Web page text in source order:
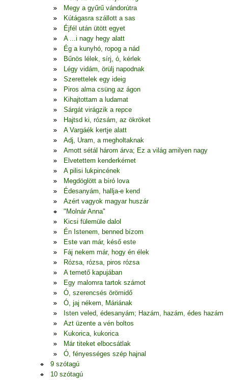
Megy a gyűrű vándorútra
Kútágasra szállott a sas
Éjfél után ütött egyet
A ...i nagy hegy alatt
Ég a kunyhó, ropog a nád
Bűnös lélek, sírj, ó, kérlek
Légy vidám, örülj napodnak
Szerettelek egy ideig
Piros alma csüng az ágon
Kihajtottam a ludamat
Sárgát virágzik a repce
Hajtsd ki, rózsám, az ökröket
A Vargáék kertje alatt
Adj, Uram, a megholtaknak
Amott sétál három árva; Ez a világ amilyen nagy
Elvetettem kenderkémet
A pilisi lukpincének
Megdöglött a bíró lova
Édesanyám, hallja-e kend
Azért vagyok magyar huszár
"Molnár Anna"
Kicsi fülemüle dalol
Én Istenem, benned bízom
Este van már, késő este
Fáj nekem már, hogy én élek
Rózsa, rózsa, piros rózsa
A temető kapujában
Egy malomra tartok számot
Ó, szerencsés örömidő
Ó, jaj nékem, Máriának
Isten veled, édesanyám; Hazám, hazám, édes hazám
Azt üzente a vén boltos
Kukorica, kukorica
Már titeket elbocsátlak
Ó, fényességes szép hajnal
9 szótagú
10 szótagú